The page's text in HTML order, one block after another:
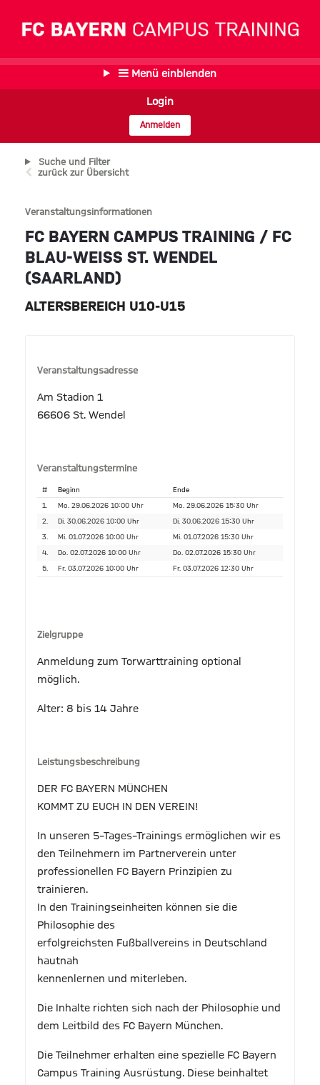
Menü einblenden
Login
Anmelden
Suche und Filter
zurück zur Übersicht
Veranstaltungsinformationen
FC BAYERN CAMPUS TRAINING / FC
BLAU-WEISS ST. WENDEL (
SAARLAND)
ALTERSBEREICH U10-U15
Veranstaltungsadresse
Am Stadion 1
66606 St. Wendel
Veranstaltungstermine
# Beginn Ende
1. Mo. 29.06.2026 10:00 Uhr Mo. 29.06.2026 15:30 Uhr
2. Di. 30.06.2026 10:00 Uhr Di. 30.06.2026 15:30 Uhr
3. Mi. 01.07.2026 10:00 Uhr Mi. 01.07.2026 15:30 Uhr
4. Do. 02.07.2026 10:00 Uhr Do. 02.07.2026 15:30 Uhr
5. Fr. 03.07.2026 10:00 Uhr Fr. 03.07.2026 12:30 Uhr
Zielgruppe
Anmeldung zum Torwarttraining optional
möglich.
Alter: 8 bis 14 Jahre
Leistungsbeschreibung
DER FC BAYERN MÜNCHEN
KOMMT ZU EUCH IN DEN VEREIN!
In unseren 5–Tages–Trainings ermöglichen wir es
den Teilnehmern im Partnerverein unter
professionellen FC Bayern Prinzipien zu
trainieren.
In den Trainingseinheiten können sie die
Philosophie des
erfolgreichsten Fußballvereins in Deutschland
hautnah
kennenlernen und miterleben.
Die Inhalte richten sich nach der Philosophie und
dem Leitbild des FC Bayern München.
Die Teilnehmer erhalten eine spezielle FC Bayern
Campus Training Ausrüstung. Diese beinhaltet